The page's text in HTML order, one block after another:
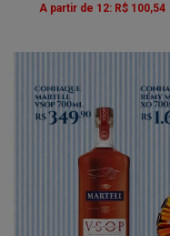
A partir de 12: R$ 100,54